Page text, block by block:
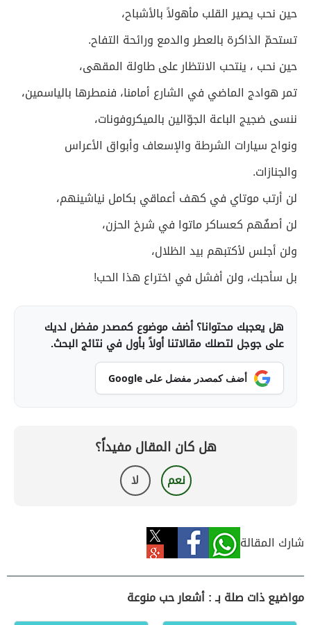
حين نحب يصير القلب مأهولاً بالأشباح،
تستحمّ الذاكرة بالعطر والدمع ورائحة التفاح.
حين نحب ، ينتحب الانتظار على طاولة المقهى،
تمر هوادج الماضي في الشارع أمامنا، فنمطرها بالياسمين،
ننسى ضجيج الباعة الجوّالين بالميكروفونات،
ونواح سيارات الشرطة والإسعاف وأبواق الأعراس
والجنازات.
لن أرتب موتاي في كهف أعماقي بكامل نياشينهم،
لن أصفٌهم كعساكر ماتوا في شرخ الحزن،
ولن أجلس لأكتبهم بيد الظلال،
بل سأحبك، ولن أفشل في اختراع هذا الحب!
هل يعجبك محتوانا؟ أضف موضوع كمصدر مفضل لديك
على جوجل لتصلك مقالاتنا أولاً بأول في نتائج البحث.
أضف كمصدر مفضل على Google
هل كان المقال مفيداً؟
نعم لا
شارك المقالة
مواضيع ذات صلة بـ : أشعار حب منوعة